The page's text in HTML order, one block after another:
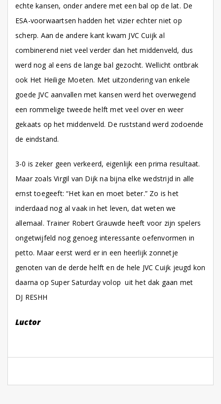
echte kansen, onder andere met een bal op de lat. De
ESA-voorwaartsen hadden het vizier echter niet op
scherp. Aan de andere kant kwam JVC Cuijk al
combinerend niet veel verder dan het middenveld, dus
werd nog al eens de lange bal gezocht. Wellicht ontbrak
ook Het Heilige Moeten. Met uitzondering van enkele
goede JVC aanvallen met kansen werd het overwegend
een rommelige tweede helft met veel over en weer
gekaats op het middenveld. De ruststand werd zodoende
de eindstand.
3-0 is zeker geen verkeerd, eigenlijk een prima resultaat.
Maar zoals Virgil van Dijk na bijna elke wedstrijd in alle
ernst toegeeft: “Het kan en moet beter.” Zo is het
inderdaad nog al vaak in het leven, dat weten we
allemaal. Trainer Robert Grauwde heeft voor zijn spelers
ongetwijfeld nog genoeg interessante oefenvormen in
petto. Maar eerst werd er in een heerlijk zonnetje
genoten van de derde helft en de hele JVC Cuijk jeugd kon
daarna op Super Saturday volop uit het dak gaan met
DJ RESHH
Luctor